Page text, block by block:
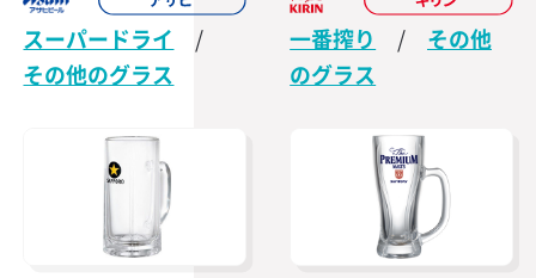
スーパードライ
/
その他のグラス
一番搾り /
その他
のグラス